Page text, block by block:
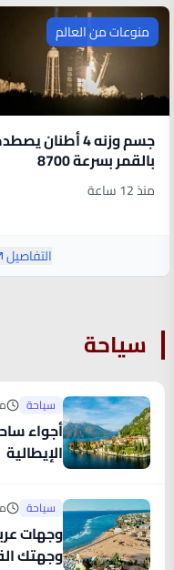
منوعات من العالم
جسم وزنه 4 أطنان
بالقمر بسرعة 8700
من خطر على الأرض؟
منذ 12 ساعة
التفاصيل
سياحة
سياحة
أجواء
الإيطالية
سياحة
وجهات
وجهتك